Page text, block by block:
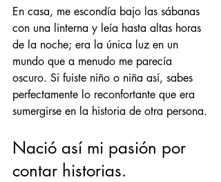
En casa, me escondía bajo las sábanas
con una linterna y leía hasta altas horas
de la noche; era la única luz en un
mundo que a menudo me parecía
oscuro. Si fuiste niño o niña así, sabes
perfectamente lo reconfortante que era
sumergirse en la historia de otra persona.
Nació así mi pasión por
contar historias.